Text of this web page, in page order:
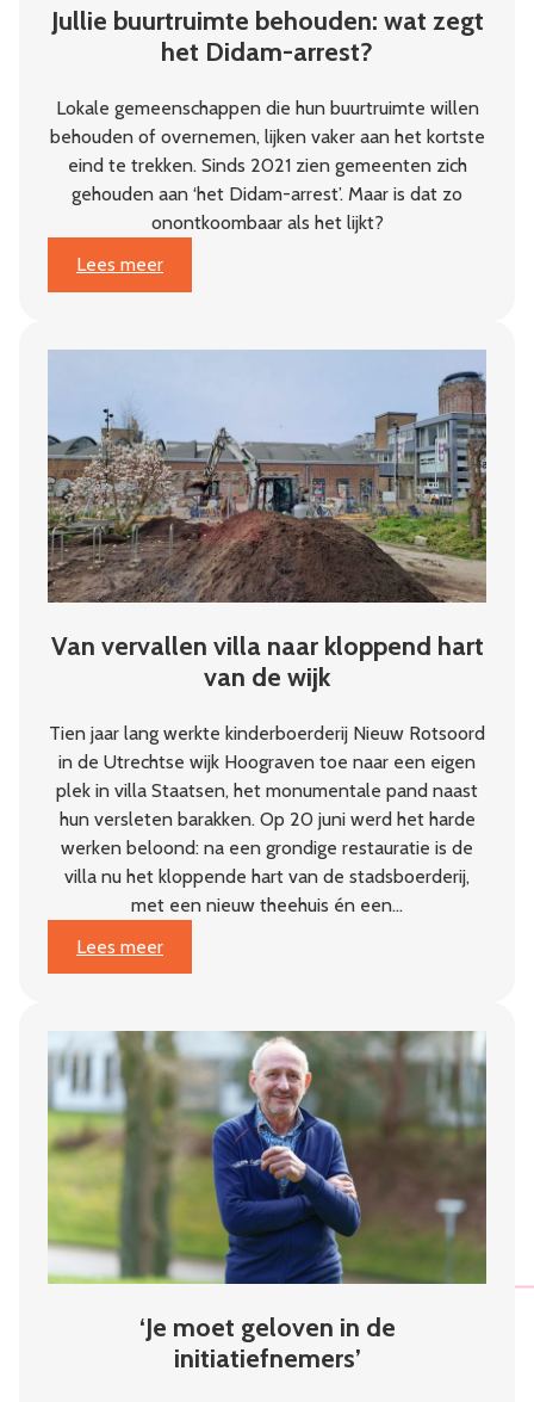
Jullie buurtruimte behouden: wat zegt
het Didam-arrest?
Lokale gemeenschappen die hun buurtruimte willen
behouden of overnemen, lijken vaker aan het kortste
eind te trekken. Sinds 2021 zien gemeenten zich
gehouden aan ‘het Didam-arrest’. Maar is dat zo
onontkoombaar als het lijkt?
Lees meer
:
Jullie
behouden:
zegt
het
Didam-
arrest?
Van vervallen villa naar kloppend hart
van de wijk
Tien jaar lang werkte kinderboerderij Nieuw Rotsoord
in de Utrechtse wijk Hoograven toe naar een eigen
plek in villa Staatsen, het monumentale pand naast
hun versleten barakken. Op 20 juni werd het harde
werken beloond: na een grondige restauratie is de
villa nu het kloppende hart van de stadsboerderij,
met een nieuw theehuis én een…
Lees meer
:
Van
villa
naar
kloppend
hart
van
de
‘Je moet geloven in de
initiatiefnemers’